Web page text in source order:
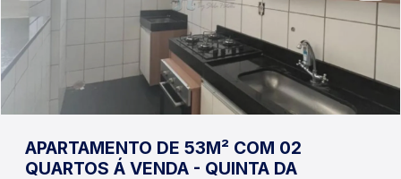
APARTAMENTO DE 53M² COM 02
QUARTOS Á VENDA - QUINTA DA